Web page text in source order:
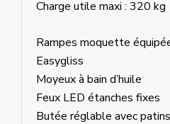
Charge utile maxi : 320 kg
Rampes moquette
Easygliss
Moyeux à bain d’huile
Feux LED étanches fixes
Butée réglable avec patins